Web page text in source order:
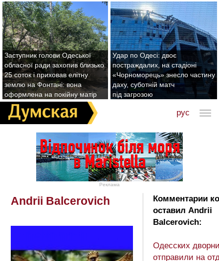
Заступник голови Одеської
обласної ради захопив близько
25 соток і приховав елітну
землю на Фонтані: вона
оформлена на покійну матір
Удар по Одесі: двоє
постраждалих, на стадіоні
«Чорноморець» знесло частину
даху, суботній матч
під загрозою
рус
Реклама
Andrii Balcerovich
Комментарии
оставил Andrii
Balcerovich:
Одесских
отправили на